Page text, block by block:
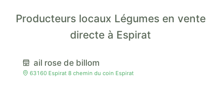
Producteurs locaux Légumes en vente
directe à Espirat
ail rose de billom
63160 Espirat 8 chemin du coin Espirat